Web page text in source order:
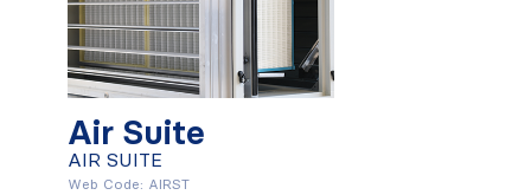
Air Suite
AIR SUITE
Web Code: AIRST
Air Suite
AIR SUITE
Mehr herausfinden